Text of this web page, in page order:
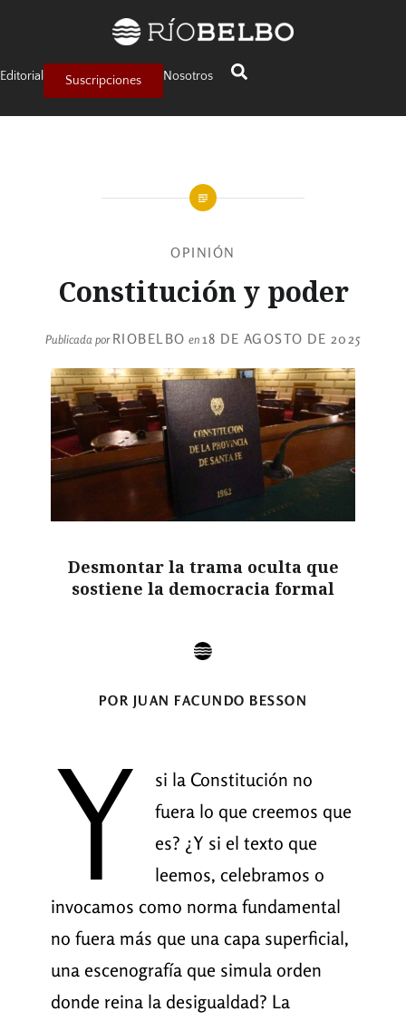
Editorial Suscripciones Nosotros
OPINIÓN
Constitución y poder
Publicada porRIOBELBO en18 DE AGOSTO DE 2025
Desmontar la trama oculta que
sostiene la democracia formal
POR JUAN FACUNDO BESSON
Y
si la Constitución no
fuera lo que creemos que
es? ¿Y si el texto que
leemos, celebramos o
invocamos como norma fundamental
no fuera más que una capa superficial,
una escenografía que simula orden
donde reina la desigualdad? La